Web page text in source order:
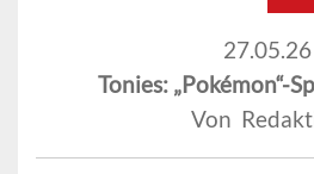
27.05.26
Tonies: „Pokémon“-
Von